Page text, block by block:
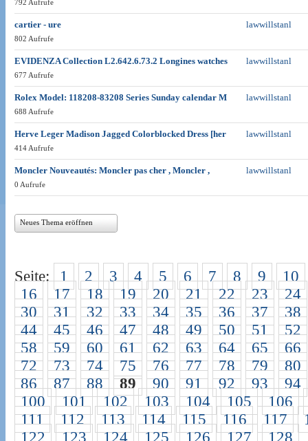
792 Aufrufe
cartier - ure
802 Aufrufe
lawwillstanl
EVIDENZA Collection L2.642.6.73.2 Longines watches
677 Aufrufe
lawwillstanl
Rolex Model: 118208-83208 Series Sunday calendar M
688 Aufrufe
lawwillstanl
Herve Leger Madison Jagged Colorblocked Dress [her
414 Aufrufe
lawwillstanl
Moncler Nouveautés: Moncler pas cher , Moncler ,
0 Aufrufe
lawwillstanl
Neues Thema eröffnen
Seite: 1 2 3 4 5 6 7 8 9
10
16
17 18 19 20 21 22 23
24
30
31 32 33 34 35 36 37
38
44
45 46 47 48 49 50 51
52
58
59 60 61 62 63 64 65
66
72
73 74 75 76 77 78 79
80
86
87 88 89 90 91 92 93
94
100
101 102 103 104 105
106
111
112 113 114 115 116 117
122
123 124 125 126 127 128